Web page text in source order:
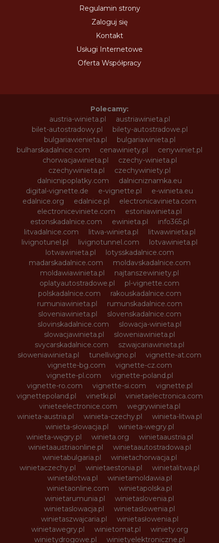
Regulamin strony
Zaloguj się
Kontakt
Usługi Internetowe
Oferta Współpracy
Polecamy:
austria-winieta.pl
austriawinieta.pl
bilet-autostradowy.pl
bilety-autostradowe.pl
bulgariawienieta.pl
bulgariawinieta.pl
bulharskadalnice.com
cenawiniety.pl
cenywiniet.pl
chorwacjawinieta.pl
czechy-winieta.pl
czechywinieta.pl
czechywiniety.pl
dalnicnipoplatky.com
dalnicniznamka.eu
digital-vignette.de
e-vignette.pl
e-winieta.eu
edalnice.org
edalnice.pl
electronicavinieta.com
electroniceviniete.com
estoniawinieta.pl
estonskadalnice.com
ewinieta.pl
info365.pl
litvadalnice.com
litwa-winieta.pl
litwawinieta.pl
livignotunel.pl
livignotunnel.com
lotvawinieta.pl
lotwawinieta.pl
lotysskadalnice.com
madarskadalnice.com
moldavskadalnice.com
moldawiawinieta.pl
najtanszewiniety.pl
oplatyautostradowe.pl
pl-vignette.com
polskadalnice.com
rakouskadalnice.com
rumuniawinieta.pl
rumunskadalnice.com
sloveniawinieta.pl
slovenskadalnice.com
slovinskadalnice.com
slowacja-winieta.pl
slowacjawinieta.pl
sloweniawinieta.pl
svycarskadalnice.com
szwajcariawinieta.pl
słoweniawinieta.pl
tunellivigno.pl
vignette-at.com
vignette-bg.com
vignette-cz.com
vignette-pl.com
vignette-poland.pl
vignette-ro.com
vignette-si.com
vignette.pl
vignettepoland.pl
vinetki.pl
vinietaelectronica.com
vinieteelectronice.com
wegrywinieta.pl
winieta-austria.pl
winieta-czechy.pl
winieta-litwa.pl
winieta-słowacja.pl
winieta-wegry.pl
winieta-węgry.pl
winieta.org
winietaaustria.pl
winietaaustriaonline.pl
winietaautostradowa.pl
winietabulgaria.pl
winietachorwacja.pl
winietaczechy.pl
winietaestonia.pl
winietalitwa.pl
winietalotwa.pl
winietamoldawia.pl
winietaonline.com
winietapolska.pl
winietarumunia.pl
winietaslovenia.pl
winietaslowacja.pl
winietaslowenia.pl
winietaszwajcaria.pl
winietasłowenia.pl
winietawegry.pl
winietomat.pl
winiety.org
winietydrogowe.pl
winietyelektroniczne.pl